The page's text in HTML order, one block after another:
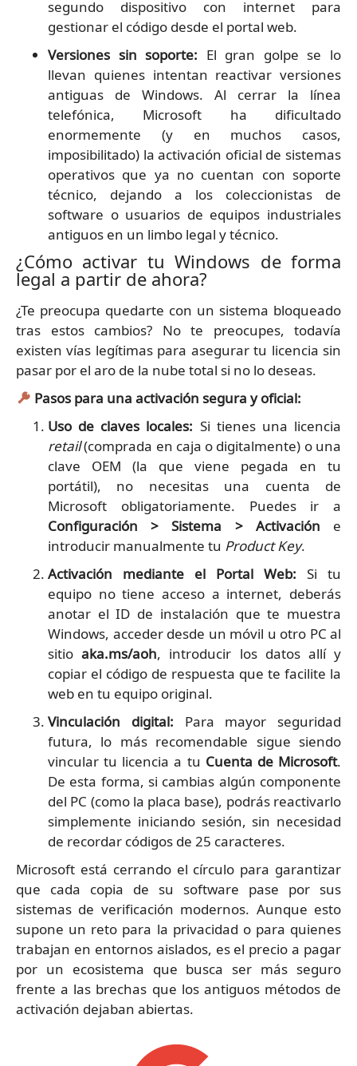
segundo dispositivo con internet para
gestionar el código desde el portal web.
Versiones sin soporte: El gran golpe se lo
llevan quienes intentan reactivar versiones
antiguas de Windows. Al cerrar la línea
telefónica, Microsoft ha dificultado
enormemente (y en muchos casos,
imposibilitado) la activación oficial de sistemas
operativos que ya no cuentan con soporte
técnico, dejando a los coleccionistas de
software o usuarios de equipos industriales
antiguos en un limbo legal y técnico.
¿Cómo activar tu Windows de forma
legal a partir de ahora?
¿Te preocupa quedarte con un sistema bloqueado
tras estos cambios? No te preocupes, todavía
existen vías legítimas para asegurar tu licencia sin
pasar por el aro de la nube total si no lo deseas.
Pasos para una activación segura y oficial:
Uso de claves locales: Si tienes una licencia
retail(comprada en caja o digitalmente) o una
clave OEM (la que viene pegada en tu
portátil), no necesitas una cuenta de
Microsoft obligatoriamente. Puedes ir a
Configuración > Sistema > Activación e
introducir manualmente tu Product Key.
Activación mediante el Portal Web: Si tu
equipo no tiene acceso a internet, deberás
anotar el ID de instalación que te muestra
Windows, acceder desde un móvil u otro PC al
sitioaka.ms/aoh, introducir los datos allí y
copiar el código de respuesta que te facilite la
web en tu equipo original.
Vinculación digital: Para mayor seguridad
futura, lo más recomendable sigue siendo
vincular tu licencia a tu Cuenta de Microsoft.
De esta forma, si cambias algún componente
del PC (como la placa base), podrás reactivarlo
simplemente iniciando sesión, sin necesidad
de recordar códigos de 25 caracteres.
Microsoft está cerrando el círculo para garantizar
que cada copia de su software pase por sus
sistemas de verificación modernos. Aunque esto
supone un reto para la privacidad o para quienes
trabajan en entornos aislados, es el precio a pagar
por un ecosistema que busca ser más seguro
frente a las brechas que los antiguos métodos de
activación dejaban abiertas.